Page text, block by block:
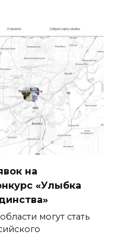
на
«Улыбка
могут стать